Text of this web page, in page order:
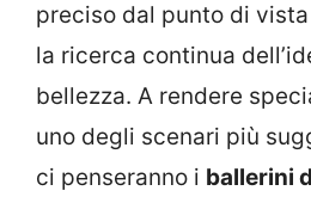
preciso dal punto di
la ricerca continua
bellezza. A rendere
uno degli scenari più
ci penseranno i ballerini